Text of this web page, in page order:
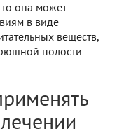
то она может
в виде
веществ,
полости